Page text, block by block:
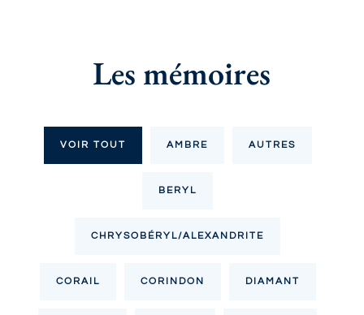
Les mémoires
VOIR TOUT AMBRE AUTRES
BERYL
CHRYSOBÉRYL/ALEXANDRITE
CORAIL CORINDON DIAMANT